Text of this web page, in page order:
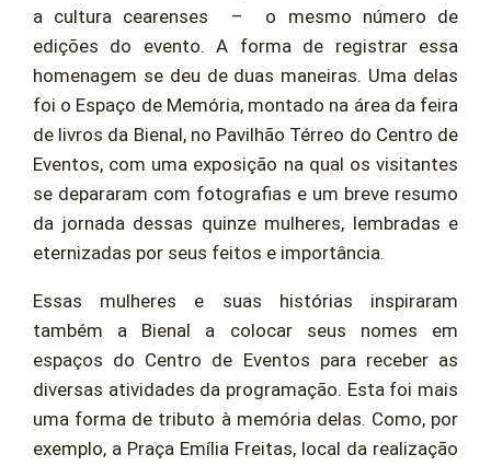
a cultura cearenses – o mesmo número de
edições do evento. A forma de registrar essa
homenagem se deu de duas maneiras. Uma delas
foi o Espaço de Memória, montado na área da feira
de livros da Bienal, no Pavilhão Térreo do Centro de
Eventos, com uma exposição na qual os visitantes
se depararam com fotografias e um breve resumo
da jornada dessas quinze mulheres, lembradas e
eternizadas por seus feitos e importância.
Essas mulheres e suas histórias inspiraram
também a Bienal a colocar seus nomes em
espaços do Centro de Eventos para receber as
diversas atividades da programação. Esta foi mais
uma forma de tributo à memória delas. Como, por
exemplo, a Praça Emília Freitas, local da realização